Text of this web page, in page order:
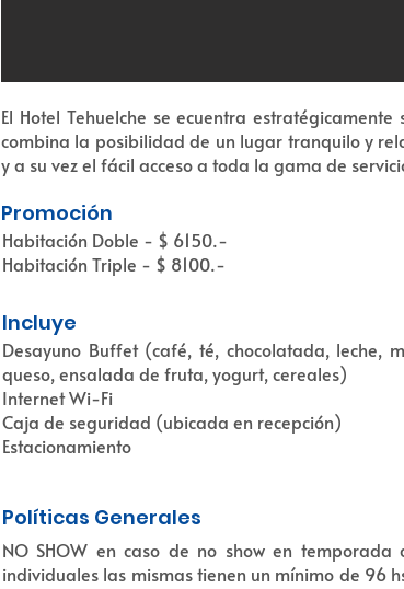
El Hotel Tehuelche se ecuentra
combina la posibilidad de un lugar tranquilo y
y a su vez el fácil acceso a toda la gama de
Promoción
Habitación Doble - $ 6150.-
Habitación Triple - $ 8100.-
Incluye
Desayuno Buffet (café, té, chocolatada, leche,
queso, ensalada de fruta, yogurt, cereales)
Internet Wi-Fi
Caja de seguridad (ubicada en recepción)
Estacionamiento
Políticas Generales
NO SHOW en caso de no show en
individuales las mismas tienen un mínimo de 96